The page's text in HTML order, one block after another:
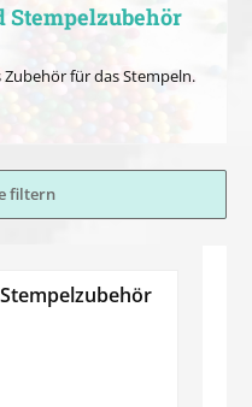
Stempelzubehör
für das Stempeln.
filtern